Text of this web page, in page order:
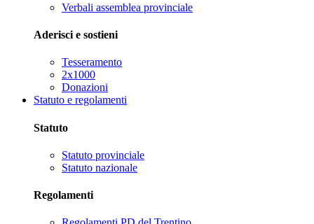
Verbali assemblea provinciale
Aderisci e sostieni
Tesseramento
2x1000
Donazioni
Statuto e regolamenti
Statuto
Statuto provinciale
Statuto nazionale
Regolamenti